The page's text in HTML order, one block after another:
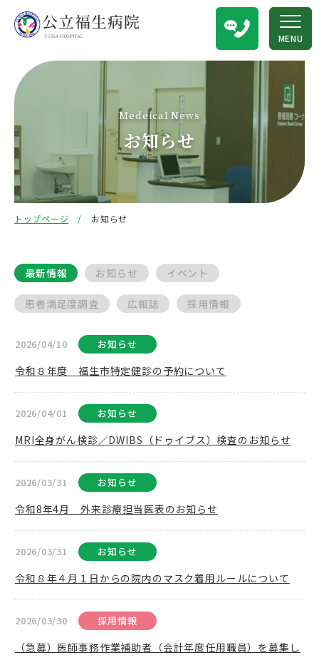
MENU
Medeical News
お知らせ
トップページ お知らせ
最新情報 お知らせ イベント
患者満足度調査 広報誌 採用情報
2026/04/10 お知らせ
令和８年度 福生市特定健診の予約について
2026/04/01 お知らせ
MRI全身がん検診／DWIBS（ドゥイブス）検査のお知らせ
2026/03/31 お知らせ
令和8年4月 外来診療担当医表のお知らせ
2026/03/31 お知らせ
令和８年４月１日からの院内のマスク着用ルールについて
2026/03/30 採用情報
（急募）医師事務作業補助者（会計年度任用職員）を募集し